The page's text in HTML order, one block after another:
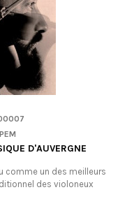
D'AUVERGNE
comme un des meilleurs
des violoneux
CD en solo : un très bel